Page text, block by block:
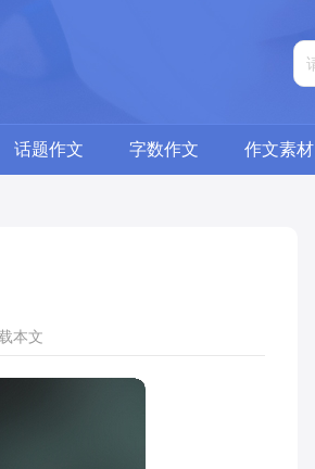
话题作文 字数作文 作文素材
本文